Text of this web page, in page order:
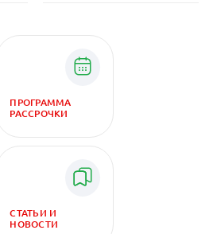
ПРОГРАММА
РАССРОЧКИ
СТАТЬИ И
НОВОСТИ